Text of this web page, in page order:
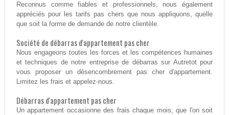
Reconnus comme fiables et professionnels, nous également
appréciés pour les tarifs pas chers que nous appliquons, quelle
que soit la forme de demande de notre clientèle.
Société de débarras d'appartement pas cher
Nous engageons toutes les forces et les compétences humaines
et techniques de notre entreprise de débarras sur Autretot pour
vous proposer un désencombrement pas cher d'appartement.
Limitez les frais et appelez-nous.
Débarras d'appartement pas cher
Un appartement occasionne des frais chaque mois, que l'on soit